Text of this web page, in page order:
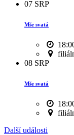
07 SRP
Mše svatá
08 SRP
Mše svatá
Další události